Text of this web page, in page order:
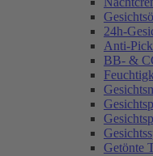
24h-
Anti-
BB- &
Getönte